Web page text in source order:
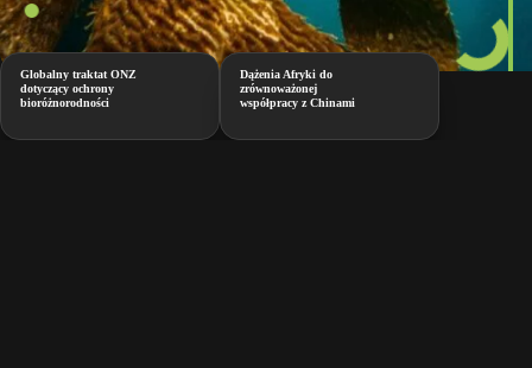
Globalny traktat ONZ
dotyczący ochrony
bioróżnorodności
Dążenia Afryki do
zrównoważonej
współpracy z Chinami